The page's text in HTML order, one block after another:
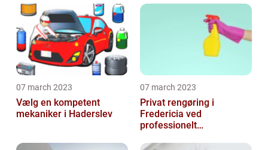
07 march 2023
Vælg en kompetent
mekaniker i Haderslev
07 march 2023
Privat rengøring i
Fredericia ved
professionelt